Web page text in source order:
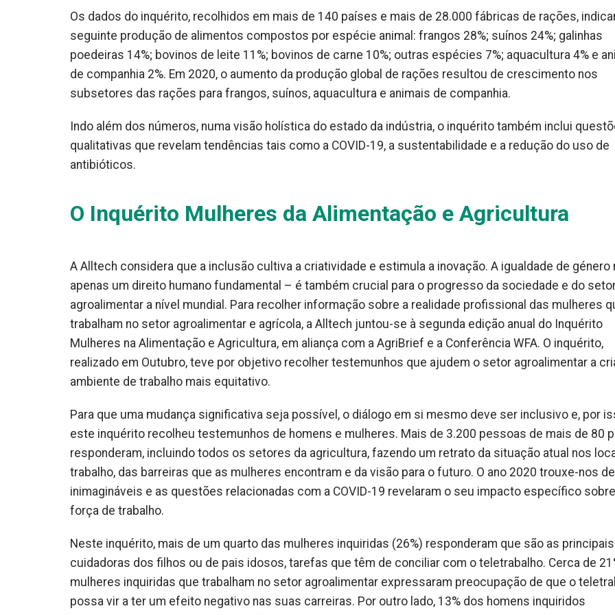
Os dados do inquérito, recolhidos em mais de 140 países e mais de 28.000 fábricas de rações,
seguinte produção de alimentos compostos por espécie animal: frangos 28%; suínos 24%; galinhas
poedeiras 14%; bovinos de leite 11%; bovinos de carne 10%; outras espécies 7%; aquacultura 4% e
de companhia 2%. Em 2020, o aumento da produção global de rações resultou de crescimento nos
subsetores das rações para frangos, suínos, aquacultura e animais de companhia.
Indo além dos números, numa visão holística do estado da indústria, o inquérito também inclui
qualitativas que revelam tendências tais como a COVID-19, a sustentabilidade e a redução do uso de
antibióticos.
O Inquérito Mulheres da Alimentação e Agricultura
A Alltech considera que a inclusão cultiva a criatividade e estimula a inovação. A igualdade de género
apenas um direito humano fundamental – é também crucial para o progresso da sociedade e do
agroalimentar a nível mundial. Para recolher informação sobre a realidade profissional das mulheres
trabalham no setor agroalimentar e agrícola, a Alltech juntou-se à segunda edição anual do Inquérito
Mulheres na Alimentação e Agricultura, em aliança com a AgriBrief e a Conferência WFA. O inquérito,
realizado em Outubro, teve por objetivo recolher testemunhos que ajudem o setor agroalimentar a
ambiente de trabalho mais equitativo.
Para que uma mudança significativa seja possível, o diálogo em si mesmo deve ser inclusivo e, por
este inquérito recolheu testemunhos de homens e mulheres. Mais de 3.200 pessoas de mais de 80
responderam, incluindo todos os setores da agricultura, fazendo um retrato da situação atual nos
trabalho, das barreiras que as mulheres encontram e da visão para o futuro. O ano 2020 trouxe-nos
inimagináveis e as questões relacionadas com a COVID-19 revelaram o seu impacto específico
força de trabalho.
Neste inquérito, mais de um quarto das mulheres inquiridas (26%) responderam que são as principais
cuidadoras dos filhos ou de pais idosos, tarefas que têm de conciliar com o teletrabalho. Cerca de
mulheres inquiridas que trabalham no setor agroalimentar expressaram preocupação de que o
possa vir a ter um efeito negativo nas suas carreiras. Por outro lado, 13% dos homens inquiridos